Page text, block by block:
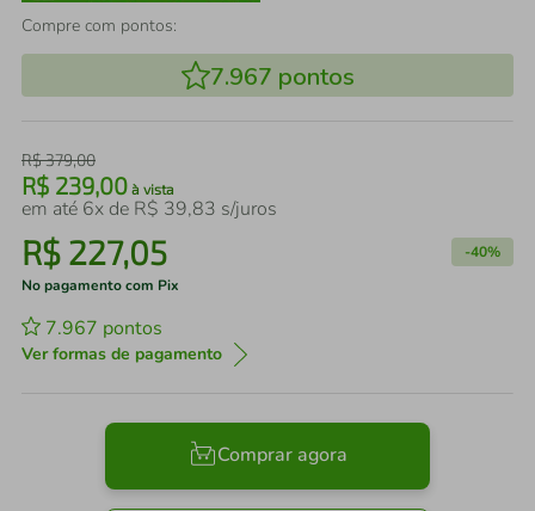
Compre com pontos:
7.967 pontos
R$379,00
R$ 239,00 à vista
em até 6x de R$ 39,83 s/juros
R$ 227,05 -40%
No pagamento com Pix
7.967 pontos
Ver formas de pagamento
Comprar agora